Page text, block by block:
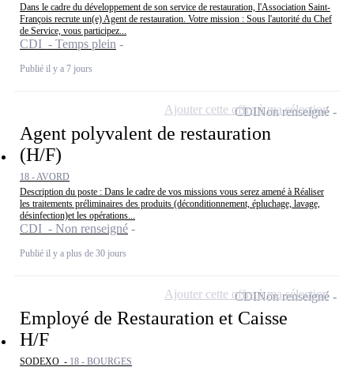
Dans le cadre du développement de son service de restauration, l'Association Saint-
François recrute un(e) Agent de restauration. Votre mission : Sous l'autorité du Chef
de Service, vous participez...
CDI - Temps plein
Publié il y a 7 jours
Agent polyvalent de restauration
(H/F)
18 - AVORD
Description du poste : Dans le cadre de vos missions vous serez amené à Réaliser
les traitements préliminaires des produits (déconditionnement, épluchage, lavage,
désinfection)et les opérations...
CDI - Non renseigné
Publié il y a plus de 30 jours
CDINon renseigné
Ajouter cette offre à ma sélection
Employé de Restauration et Caisse
H/F
SODEXO - 18 - BOURGES
CDINon renseigné
Ajouter cette offre à ma sélection